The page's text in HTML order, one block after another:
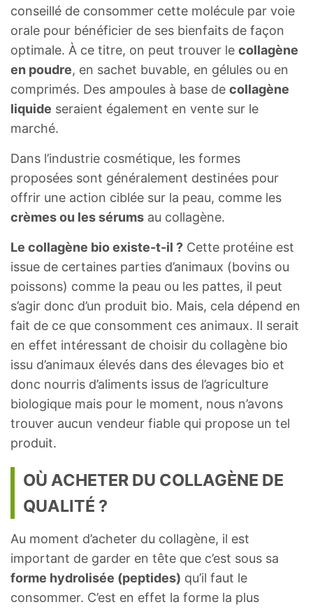
conseillé de consommer cette molécule par voie
orale pour bénéficier de ses bienfaits de façon
optimale. À ce titre, on peut trouver le collagène
en poudre, en sachet buvable, en gélules ou en
comprimés. Des ampoules à base de collagène
liquide seraient également en vente sur le
marché.
Dans l’industrie cosmétique, les formes
proposées sont généralement destinées pour
offrir une action ciblée sur la peau, comme les
crèmes ou les sérums au collagène.
Le collagène bio existe-t-il ? Cette protéine est
issue de certaines parties d’animaux (bovins ou
poissons) comme la peau ou les pattes, il peut
s’agir donc d’un produit bio. Mais, cela dépend en
fait de ce que consomment ces animaux. Il serait
en effet intéressant de choisir du collagène bio
issu d’animaux élevés dans des élevages bio et
donc nourris d’aliments issus de l’agriculture
biologique mais pour le moment, nous n’avons
trouver aucun vendeur fiable qui propose un tel
produit.
OÙ ACHETER DU COLLAGÈNE DE
QUALITÉ ?
Au moment d’acheter du collagène, il est
important de garder en tête que c’est sous sa
forme hydrolisée (peptides) qu’il faut le
consommer. C’est en effet la forme la plus